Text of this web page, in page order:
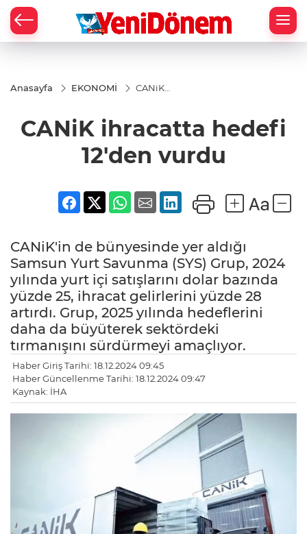
Anasayfa EKONOMİ
CANiK
vurdu
CANiK ihracatta hedefi
12'den vurdu
CANiK'in de bünyesinde yer aldığı
Samsun Yurt Savunma (SYS) Grup, 2024
yılında yurt içi satışlarını dolar bazında
yüzde 25, ihracat gelirlerini yüzde 28
artırdı. Grup, 2025 yılında hedeflerini
daha da büyüterek sektördeki
tırmanışını sürdürmeyi amaçlıyor.
Haber Giriş Tarihi: 18.12.2024 09:45
Haber Güncellenme Tarihi: 18.12.2024 09:47
Kaynak: İHA